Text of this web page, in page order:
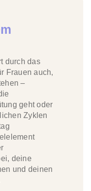
durch das
Frauen auch,
–
geht oder
Zyklen
deine
und deinen